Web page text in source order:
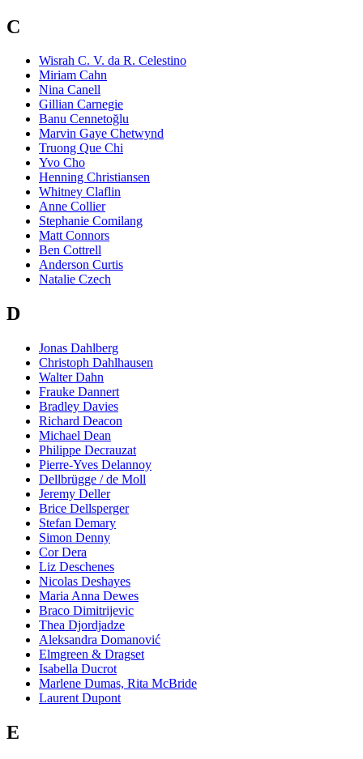
C
Wisrah C. V. da R. Celestino
Miriam Cahn
Nina Canell
Gillian Carnegie
Banu Cennetoğlu
Marvin Gaye Chetwynd
Truong Que Chi
Yvo Cho
Henning Christiansen
Whitney Claflin
Anne Collier
Stephanie Comilang
Matt Connors
Ben Cottrell
Anderson Curtis
Natalie Czech
D
Jonas Dahlberg
Christoph Dahlhausen
Walter Dahn
Frauke Dannert
Bradley Davies
Richard Deacon
Michael Dean
Philippe Decrauzat
Pierre-Yves Delannoy
Dellbrügge / de Moll
Jeremy Deller
Brice Dellsperger
Stefan Demary
Simon Denny
Cor Dera
Liz Deschenes
Nicolas Deshayes
Maria Anna Dewes
Braco Dimitrijevic
Thea Djordjadze
Aleksandra Domanović
Elmgreen & Dragset
Isabella Ducrot
Marlene Dumas, Rita McBride
Laurent Dupont
E